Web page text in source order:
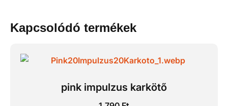
Kapcsolódó termékek
pink impulzus karkötő